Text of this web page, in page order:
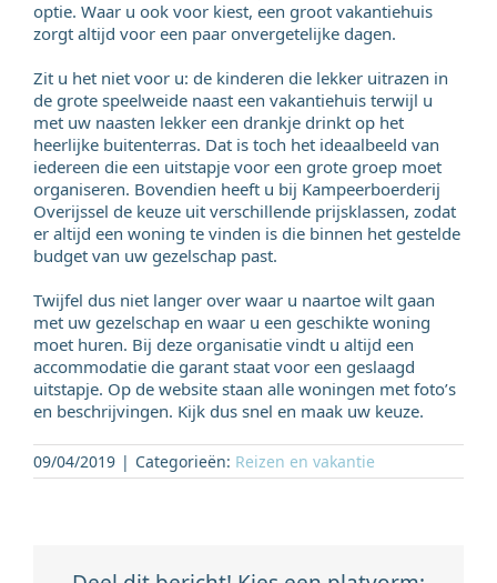
optie. Waar u ook voor kiest, een groot vakantiehuis
zorgt altijd voor een paar onvergetelijke dagen.
Zit u het niet voor u: de kinderen die lekker uitrazen in
de grote speelweide naast een vakantiehuis terwijl u
met uw naasten lekker een drankje drinkt op het
heerlijke buitenterras. Dat is toch het ideaalbeeld van
iedereen die een uitstapje voor een grote groep moet
organiseren. Bovendien heeft u bij Kampeerboerderij
Overijssel de keuze uit verschillende prijsklassen, zodat
er altijd een woning te vinden is die binnen het gestelde
budget van uw gezelschap past.
Twijfel dus niet langer over waar u naartoe wilt gaan
met uw gezelschap en waar u een geschikte woning
moet huren. Bij deze organisatie vindt u altijd een
accommodatie die garant staat voor een geslaagd
uitstapje. Op de website staan alle woningen met foto’s
en beschrijvingen. Kijk dus snel en maak uw keuze.
09/04/2019 | Categorieën: Reizen en vakantie